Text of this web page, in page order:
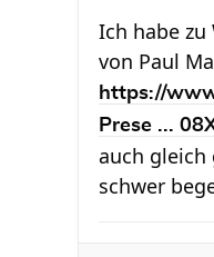
Ich habe zu
von Paul
https://
Prese ...
auch gleich
schwer